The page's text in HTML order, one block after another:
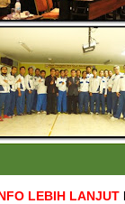
LEBIH LANJUT